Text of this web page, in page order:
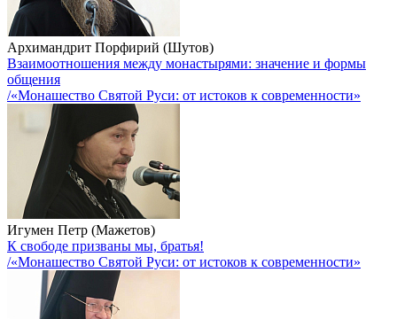
Архимандрит Порфирий (Шутов)
Взаимоотношения между монастырями: значение и формы
общения
/«Монашество Святой Руси: от истоков к современности»
Игумен Петр (Мажетов)
К свободе призваны мы, братья!
/«Монашество Святой Руси: от истоков к современности»